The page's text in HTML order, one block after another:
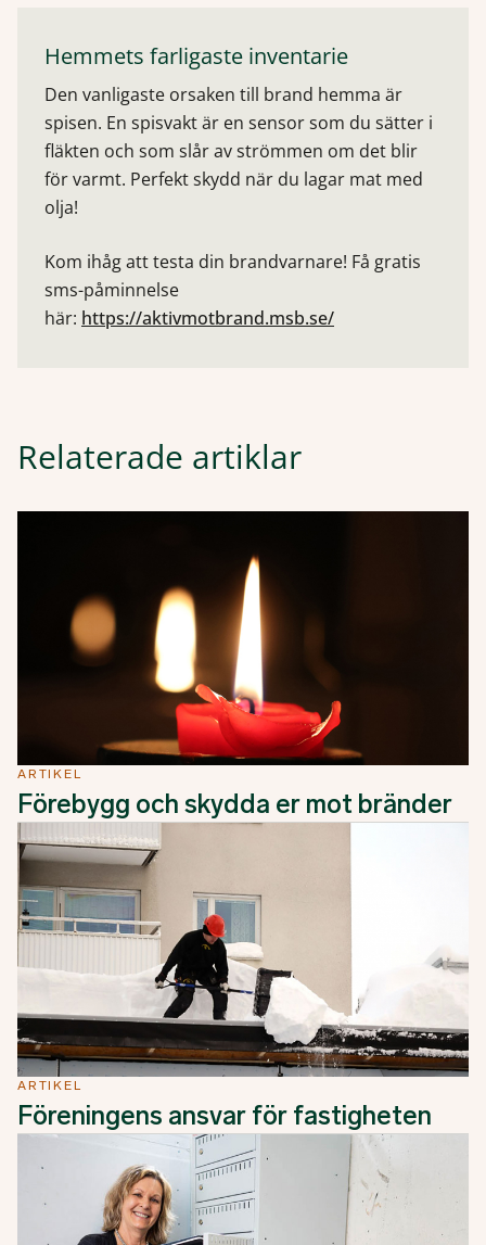
Hemmets farligaste inventarie
Den vanligaste orsaken till brand hemma är
spisen. En spisvakt är en sensor som du sätter i
fläkten och som slår av strömmen om det blir
för varmt. Perfekt skydd när du lagar mat med
olja!
Kom ihåg att testa din brandvarnare! Få gratis
sms-påminnelse
här: https://aktivmotbrand.msb.se/
Relaterade artiklar
ARTIKEL
Förebygg och skydda er mot bränder
ARTIKEL
Föreningens ansvar för fastigheten